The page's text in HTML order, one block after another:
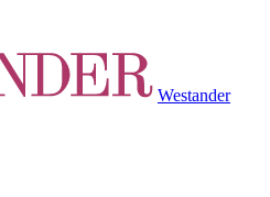
Westander